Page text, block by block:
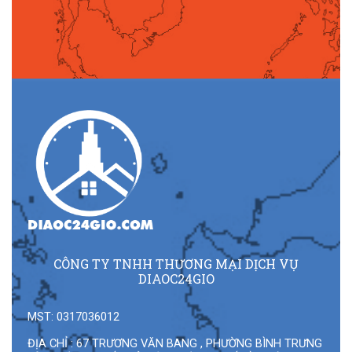
CÔNG TY TNHH THƯƠNG MẠI DỊCH VỤ
DIAOC24GIO
MST: 0317036012
ĐỊA CHỈ : 67 TRƯƠNG VĂN BANG , PHƯỜNG BÌNH TRƯNG